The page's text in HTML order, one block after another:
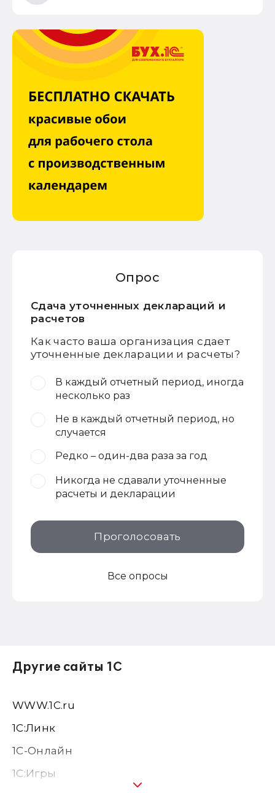
Опрос
Сдача уточненных деклараций и
расчетов
Как часто ваша организация сдает
уточненные декларации и расчеты?
В каждый отчетный период, иногда
несколько раз
Не в каждый отчетный период, но
случается
Редко – один-два раза за год
Никогда не сдавали уточненные
расчеты и декларации
Проголосовать
Все опросы
Другие сайты 1С
WWW.1С.ru
1С:Линк
1С-Онлайн
1C:Игры